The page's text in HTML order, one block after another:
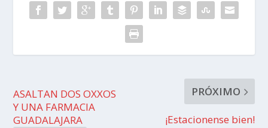
ASALTAN DOS OXXOS
Y UNA FARMACIA
GUADALAJARA
PRÓXIMO
¡Estacionense bien!